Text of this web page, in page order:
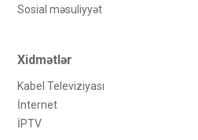
Sosial məsuliyyət
Xidmətlər
Kabel Televiziyası
İnternet
İРTV